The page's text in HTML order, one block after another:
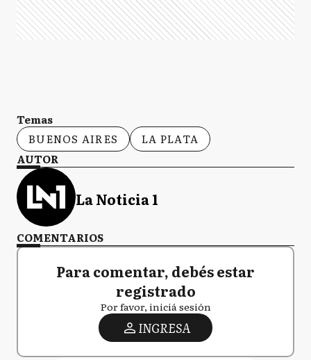
Temas
BUENOS AIRES
LA PLATA
AUTOR
La Noticia 1
COMENTARIOS
Para comentar, debés estar
registrado
Por favor, iniciá sesión
INGRESA